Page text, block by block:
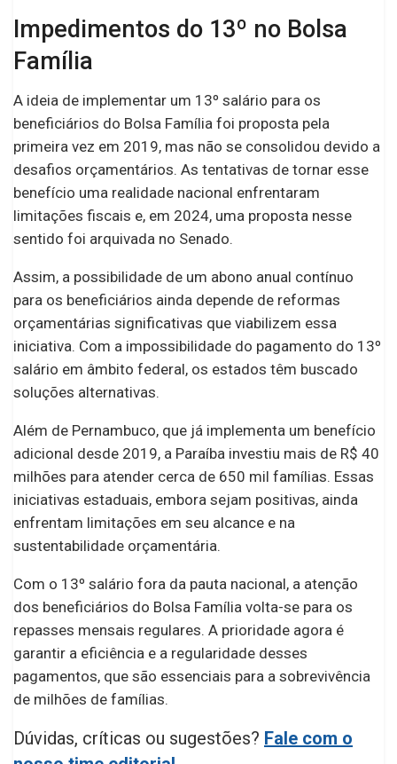
Impedimentos do 13º no Bolsa
Família
A ideia de implementar um 13º salário para os
beneficiários do Bolsa Família foi proposta pela
primeira vez em 2019, mas não se consolidou devido a
desafios orçamentários. As tentativas de tornar esse
benefício uma realidade nacional enfrentaram
limitações fiscais e, em 2024, uma proposta nesse
sentido foi arquivada no Senado.
Assim, a possibilidade de um abono anual contínuo
para os beneficiários ainda depende de reformas
orçamentárias significativas que viabilizem essa
iniciativa. Com a impossibilidade do pagamento do 13º
salário em âmbito federal, os estados têm buscado
soluções alternativas.
Além de Pernambuco, que já implementa um benefício
adicional desde 2019, a Paraíba investiu mais de R$ 40
milhões para atender cerca de 650 mil famílias. Essas
iniciativas estaduais, embora sejam positivas, ainda
enfrentam limitações em seu alcance e na
sustentabilidade orçamentária.
Com o 13º salário fora da pauta nacional, a atenção
dos beneficiários do Bolsa Família volta-se para os
repasses mensais regulares. A prioridade agora é
garantir a eficiência e a regularidade desses
pagamentos, que são essenciais para a sobrevivência
de milhões de famílias.
Dúvidas, críticas ou sugestões? Fale com o